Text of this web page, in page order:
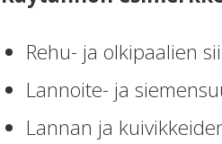
Rehu- ja olkipaalien
Lannoite- ja
Lannan ja